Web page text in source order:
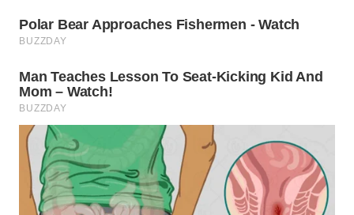
WN
WN
TAPANULI
TENGAH
WN DELI
SERDANG